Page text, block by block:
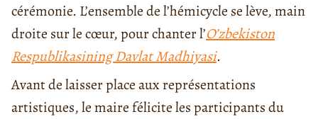
cérémonie. L’ensemble de l’hémicycle se lève, main
droite sur le cœur, pour chanter l’O’zbekiston
Respublikasining Davlat Madhiyasi.
Avant de laisser place aux représentations
artistiques, le maire félicite les participants du